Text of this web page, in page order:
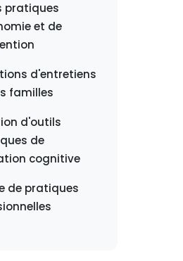
pratiques
et de
d'entretiens
familles
d'outils
de
cognitive
de pratiques